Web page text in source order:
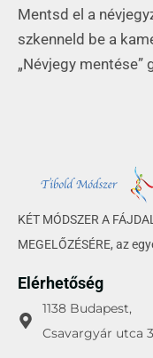
Mentsd el a
szkenneld be a
„Névjegy mentése”
KÉT MÓDSZER A
MEGELŐZÉSÉRE, az
Elérhetőség
1138 Budapest,
Csavargyár utca